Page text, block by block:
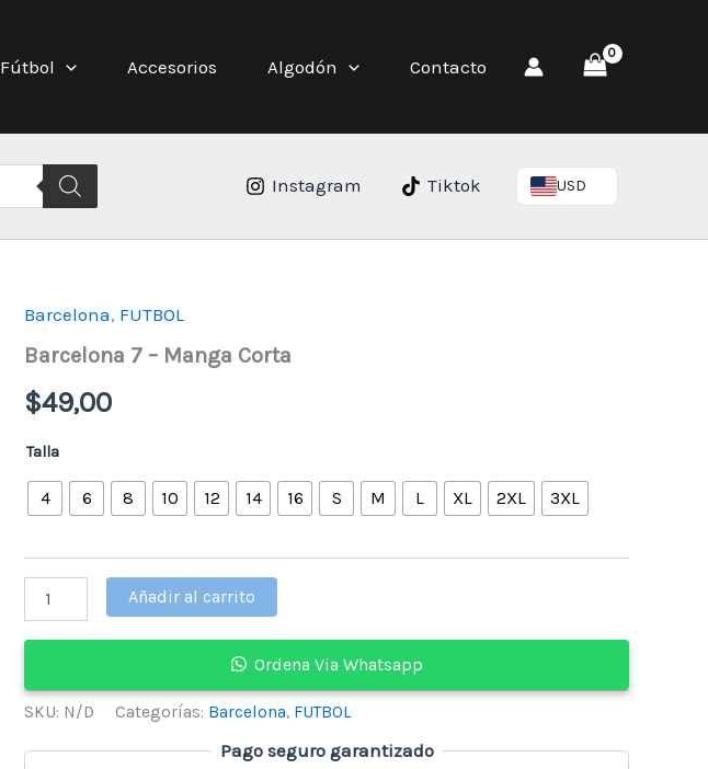
Fútbol Accesorios Algodón Contacto
Instagram Tiktok USD
Barcelona, FUTBOL
Barcelona 7 – Manga Corta
$49,00
Talla
4 6 8 10 12 14 16 S M L XL 2XL 3XL
cantidad
Añadir al carrito
Ordena Via Whatsapp
SKU: N/D Categorías: Barcelona, FUTBOL
Pago seguro garantizado